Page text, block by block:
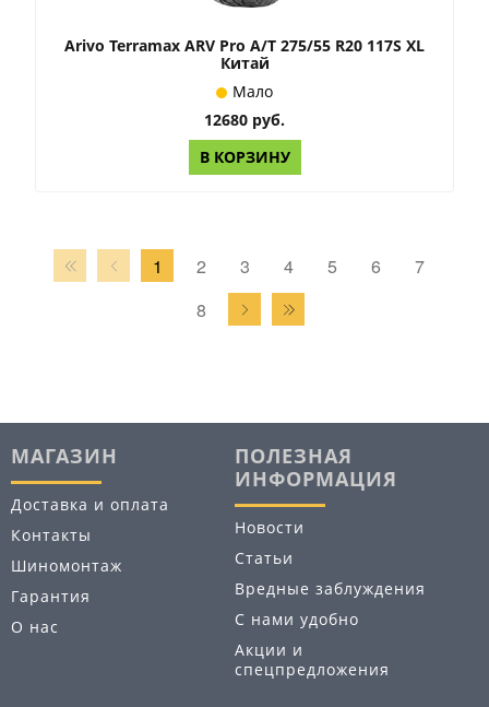
Arivo Terramax ARV Pro A/T 275/55 R20 117S XL
Китай
Мало
12680 руб.
В КОРЗИНУ
1 2 3 4 5 6
7
8
МАГАЗИН
Доставка и оплата
Контакты
Шиномонтаж
Гарантия
О нас
ПОЛЕЗНАЯ
ИНФОРМАЦИЯ
Новости
Статьи
Вредные заблуждения
С нами удобно
Акции и
спецпредложения